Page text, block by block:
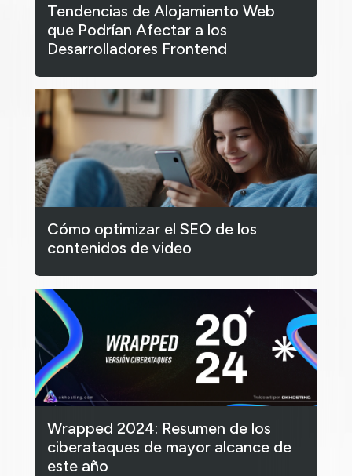
Tendencias de Alojamiento Web
que Podrían Afectar a los
Desarrolladores Frontend
Cómo optimizar el SEO de los
contenidos de video
Wrapped 2024: Resumen de los
ciberataques de mayor alcance de
este año